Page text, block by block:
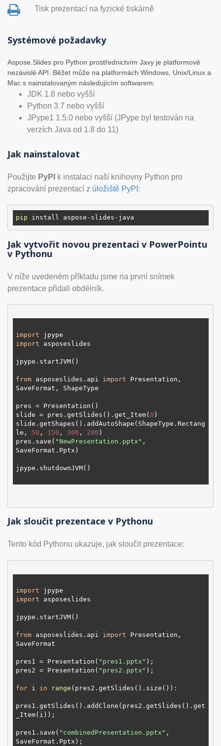
Tisk prezentací na fyzické tiskárně
Systémové požadavky
Aspose.Slides pro Python prostřednictvím Javy je platformově
nezávislé API. Běžet může na platformách Windows, Unix/Linux a
Mac s nainstalovaným následujícím softwarem:
JDK 1.8 nebo vyšší
Python 3.7 nebo vyšší
JPype1 1.5.0 nebo vyšší (JPype byl testován na
verzích Java od 1.8 do 11)
Jak nainstalovat
Použijte PyPI
k instalaci naší knihovny Python pro
zpracování prezentací z úložiště PyPI:
pip install aspose-slides-java
Jak vytvořit novou prezentaci v PowerPointu
v Pythonu
V níže uvedeném příkladu jsme na první snímek
prezentace přidali obdélník.
import
import asposeslides
jpype.startJVM()
from asposeslides.api import Presentation,
SaveFormat, ShapeType
pres = Presentation()
slide = pres.getSlides().get_Item( 0 )
slide.getShapes().addAutoShape(ShapeType.Rectang
le, 50 , 150 , 300 , 200 )
pres.save( "NewPresentation.pptx" ,
SaveFormat.Pptx)
jpype.shutdownJVM()
Jak sloučit prezentace v Pythonu
Tento kód Pythonu ukazuje, jak sloučit prezentace:
import
import asposeslides
jpype.startJVM()
from asposeslides.api import Presentation,
SaveFormat
pres1 = Presentation( "pres1.pptx" );
pres2 = Presentation( "pres2.pptx" );
for i in range (pres2.getSlides().size()):
pres1.getSlides().addClone(pres2.getSlides().get
_Item(i));
pres1.save( "combinedPresentation.pptx" ,
SaveFormat.Pptx);